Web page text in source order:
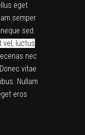
eget
semper
sed
vel, luctus
nec
vitae
Nullam
eros